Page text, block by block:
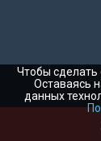
Чтобы сделать
Оставаясь
данных